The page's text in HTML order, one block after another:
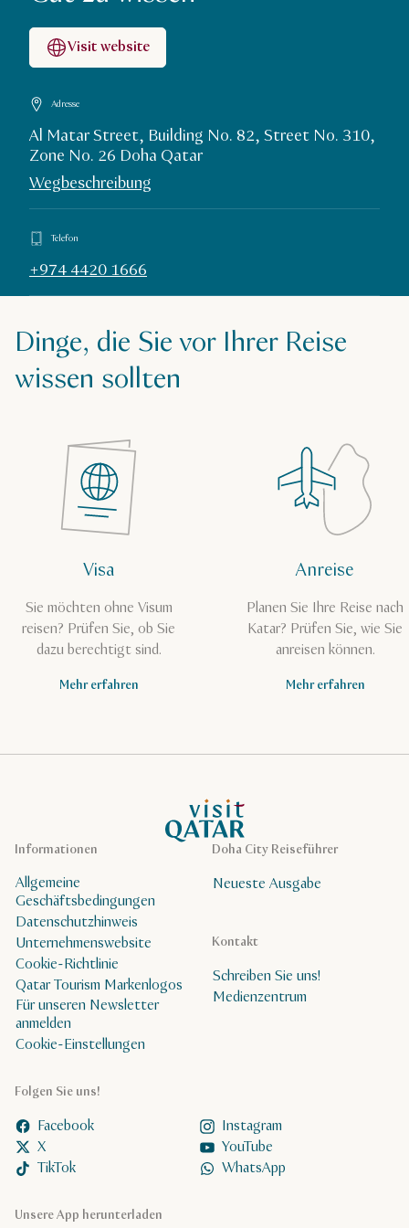
Visit website
Adresse
Al Matar Street, Building No. 82, Street No. 310,
Zone No. 26 Doha Qatar
Wegbeschreibung
Telefon
+974 4420 1666
Dinge, die Sie vor Ihrer Reise
wissen sollten
Visa
Sie möchten ohne Visum
reisen? Prüfen Sie, ob Sie
dazu berechtigt sind.
Mehr erfahren
Anreise
Planen Sie Ihre Reise nach
Katar? Prüfen Sie, wie Sie
anreisen können.
Mehr erfahren
VisitQatar Homepage
Unsere App herunterladen
Doha City Reiseführer
Neueste Ausgabe
Folgen Sie uns!
Facebook
Instagram
X
YouTube
TikTok
WhatsApp
Kontakt
Schreiben Sie uns!
Medienzentrum
Informationen
Allgemeine
Geschäftsbedingungen
Datenschutzhinweis
Unternehmenswebsite
Cookie-Richtlinie
Qatar Tourism Markenlogos
Für unseren Newsletter
anmelden
Cookie-Einstellungen